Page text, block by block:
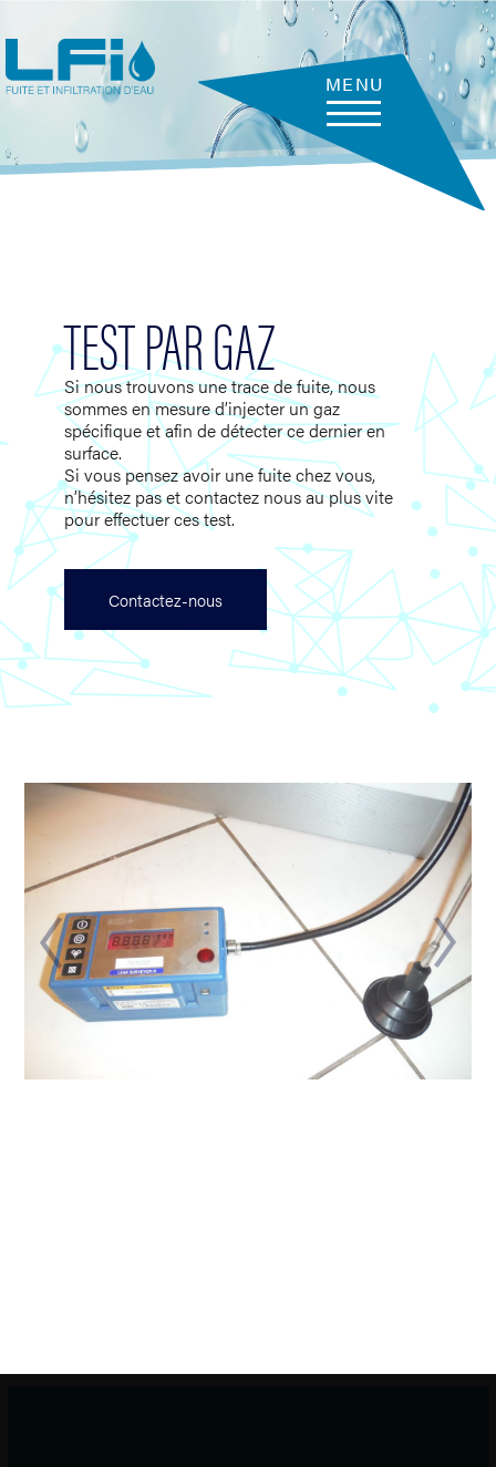
principal
MENU
TEST PAR GAZ
Si nous trouvons une trace de fuite, nous
sommes en mesure d’injecter un gaz
spécifique et afin de détecter ce dernier en
surface.
Si vous pensez avoir une fuite chez vous,
n’hésitez pas et contactez nous au plus vite
pour effectuer ces test.
Contactez-nous